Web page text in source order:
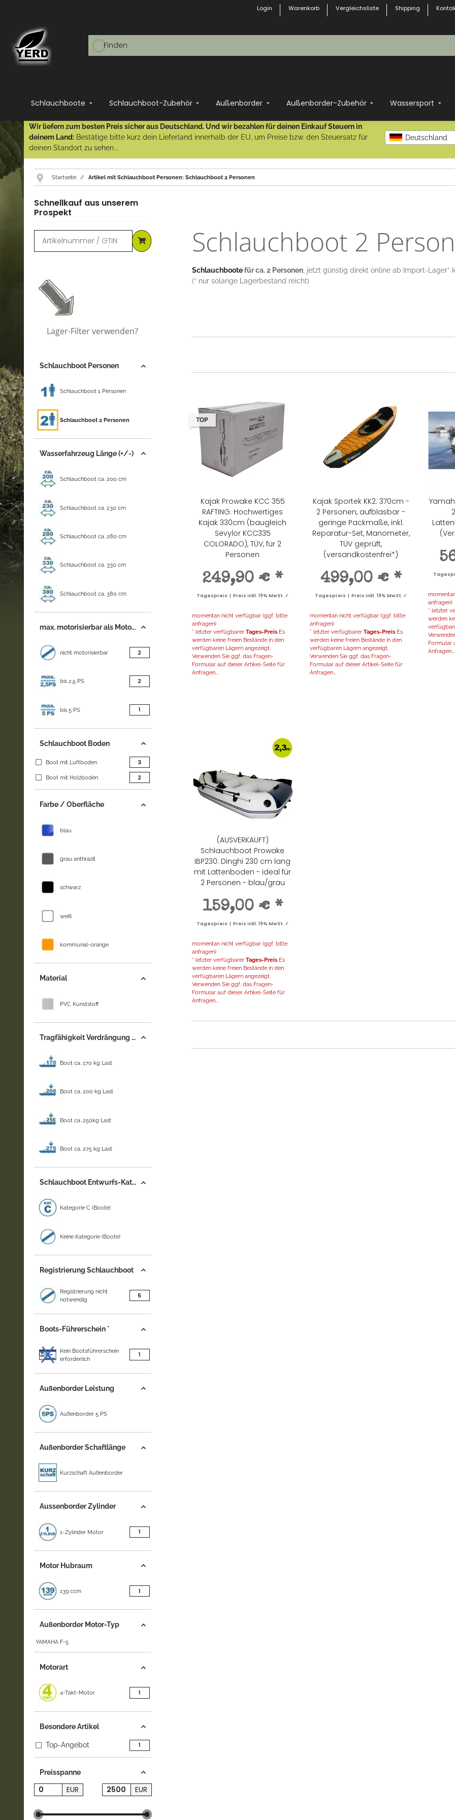
Login Warenkorb Vergleichsliste Shipping
Schlauchboote Schlauchboot-Zubehör Außenborder Außenborder-Zubehör Wassersport
Wir liefern zum besten Preis sicher aus Deutschland. Und wir bezahlen für deinen Einkauf Steuern in
deinem Land: Bestätige bitte kurz dein Lieferland innerhalb der EU, um Preise bzw. den Steuersatz für
deinen Standort zu sehen...
Deutschland
Startseite Artikel mit Schlauchboot Personen: Schlauchboot 2 Personen
Schlauchboot 2
Schlauchbootefür ca. 2 Personen, jetzt günstig direkt online ab Import-Lager*
(* nur solange Lagerbestand reicht)
TOP
Kajak Prowake KCC 355
RAFTING: Hochwertiges
Kajak 330cm (baugleich
Sevylor KCC335
COLORADO), TÜV, für 2
Personen
249,90 € *
Tagespreis | Preis inkl. 19% MwSt. ✓
momentan nicht verfügbar (ggf. bitte
anfragen)
* letzter verfügbarer Tages-PreisEs
werden keine freien Bestände in den
verfügbaren Lägern angezeigt.
Verwenden Sie ggf. das Fragen-
Formular auf dieser Artikel-Seite für
Anfragen...
Kajak Sportek KK2: 370cm -
2 Personen, aufblasbar -
geringe Packmaße, inkl.
Reparatur-Set, Manometer,
TÜV geprüft,
(versandkostenfrei*)
499,00 € *
Tagespreis | Preis inkl. 19% MwSt. ✓
momentan nicht verfügbar (ggf. bitte
anfragen)
* letzter verfügbarerTages-Preis Es
werden keine freien Bestände in den
verfügbaren Lägern angezeigt.
Verwenden Sie ggf. das Fragen-
Formular auf dieser Artikel-Seite für
Anfragen...
anfragen)
* letzter
werden
Formular
Anfragen...
(AUSVERKAUFT)
Schlauchboot Prowake
IBP230: Dinghi 230 cm lang
mit Lattenboden - ideal für
2 Personen - blau/grau
159,00 € *
Tagespreis | Preis inkl. 19% MwSt. ✓
momentan nicht verfügbar (ggf. bitte
anfragen)
* letzter verfügbarer Tages-PreisEs
werden keine freien Bestände in den
verfügbaren Lägern angezeigt.
Verwenden Sie ggf. das Fragen-
Formular auf dieser Artikel-Seite für
Anfragen...
Schnellkauf aus unserem
Prospekt
Lager-Filter verwenden?
Schlauchboot Personen
Schlauchboot 1 Personen
Schlauchboot 2 Personen
Wasserfahrzeug Länge (+/-)
Schlauchboot ca. 200 cm
Schlauchboot ca. 230 cm
Schlauchboot ca. 280 cm
Schlauchboot ca. 330 cm
Schlauchboot ca. 380 cm
max. motorisierbar als Motorschlauchboot
nicht motorisierbar 2
bis 2,5 PS 2
bis 5 PS 1Artikel gefunden
Schlauchboot Boden
Boot mit Luftboden 3Artikel gefunden
Boot mit Holzboden 2
Farbe / Oberfläche
blau
grau anthrazit
schwarz
weiß
kommunal-orange
Material
PVC Kunststoff
Tragfähigkeit Verdrängung (+/-)
Boot ca. 170 kg Last
Boot ca. 200 kg Last
Boot ca. 250kg Last
Boot ca. 275 kg Last
Schlauchboot Entwurfs-Kategorie
Kategorie C (Boote)
Keine Kategorie (Boote)
Registrierung Schlauchboot
Registrierung nicht
notwendig
5Artikel gefunden
Boots-Führerschein *
Kein Bootsführerschein
erforderlich
1Artikel gefunden
Außenborder Leistung
Außenborder 5 PS
Außenborder Schaftlänge
Kurzschaft Außenborder
Aussenborder Zylinder
1-Zylinder Motor 1Artikel gefunden
Motor Hubraum
139 ccm 1Artikel gefunden
Außenborder Motor-Typ
YAMAHA F-5
Motorart
4-Takt-Motor 1Artikel gefunden
Besondere Artikel
Top-Angebot 1Artikel gefunden
Preisspanne
EUR EUR